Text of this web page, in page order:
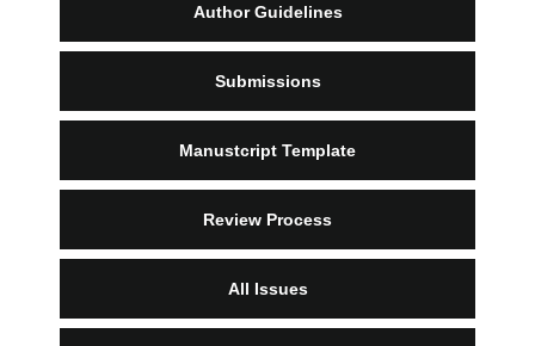
Author Guidelines
Submissions
Manustcript Template
Review Process
All Issues